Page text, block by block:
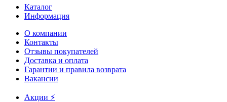
Каталог
Информация
О компании
Контакты
Отзывы покупателей
Доставка и оплата
Гарантии и правила возврата
Вакансии
Акции ⚡️